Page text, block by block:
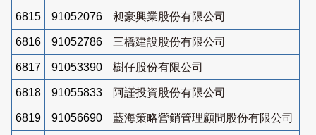
6815 91052076 昶豪興業股份有限公司
6816 91052786 三橋建設股份有限公司
6817 91053390 樹仔股份有限公司
6818 91055833 阿謹投資股份有限公司
6819 91056690 藍海策略營銷管理顧問股份有限公司